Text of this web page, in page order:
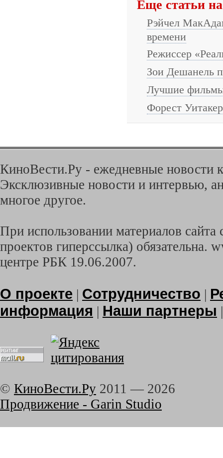
Еще статьи
Рэйчел
времени
Режиссер
Зои Дешанель
Лучшие
Форест
КиноВести.Ру - ежедневные новости
Эксклюзивные новости и интервью,
многое другое.
При использовании материалов
проектов гиперссылка) обязательна.
центре РБК 19.06.2007.
О проекте | Сотрудничество |
информация | Наши партнеры
© КиноВести.Ру 2011 — 2026
Продвижение - Garin Studio